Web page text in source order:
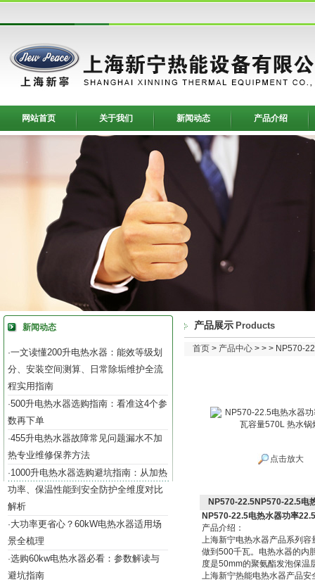
网站首页 关于我们 新闻动态 产品介绍
新闻动态
·一文读懂200升电热水器：能效等级划
分、安装空间测算、日常除垢维护全流
程实用指南
·500升电热水器选购指南：看准这4个参
数再下单
·455升电热水器故障常见问题漏水不加
热专业维修保养方法
·1000升电热水器选购避坑指南：从加热
功率、保温性能到安全防护全维度对比
解析
·大功率更省心？60kW电热水器适用场
景全梳理
·选购60kw电热水器必看：参数解读与
避坑指南
产品展示 Products
首页 > 产品中心 > > > NP570-
点击放大
NP570-22.5NP570-22.5电
NP570-22.5电热水器功率
产品介绍：
上海新宁电热水器产品系列
做到500千瓦。电热水器的内
度是50mm的聚氨酯发泡保温
上海新宁热能电热水器产品安